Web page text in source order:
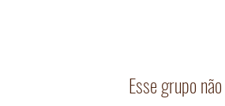
Esse grupo